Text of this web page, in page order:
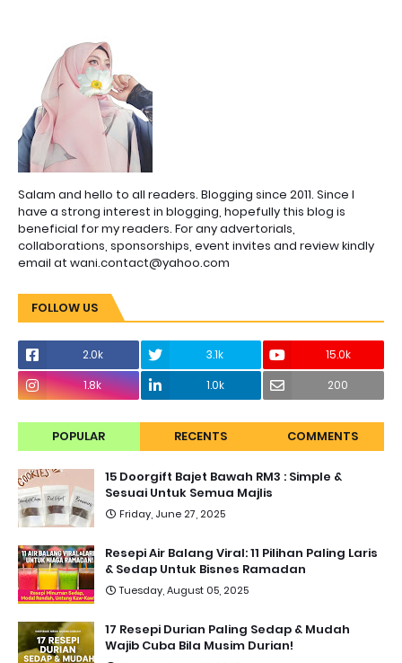
Salam and hello to all readers. Blogging since 2011. Since I
have a strong interest in blogging, hopefully this blog is
beneficial for my readers. For any advertorials,
collaborations, sponsorships, event invites and review kindly
email at wani.contact@yahoo.com
FOLLOW US
2.0k 3.1k
15.0k
1.8k
1.0k 200
POPULAR RECENTS COMMENTS
15 Doorgift Bajet Bawah RM3 : Simple &
Sesuai Untuk Semua Majlis
Friday, June 27, 2025
Resepi Air Balang Viral: 11 Pilihan Paling Laris
& Sedap Untuk Bisnes Ramadan
Tuesday, August 05, 2025
17 Resepi Durian Paling Sedap & Mudah
Wajib Cuba Bila Musim Durian!